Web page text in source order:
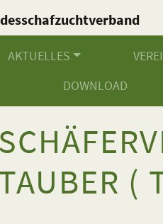
Württemberg e.V.
AKTUELLES
DOWNLOAD
(